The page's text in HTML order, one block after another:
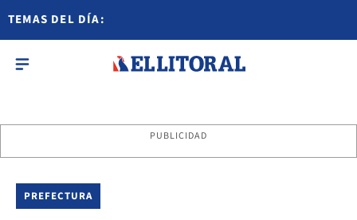
TEMAS DEL DÍA:
PUBLICIDAD
PREFECTURA